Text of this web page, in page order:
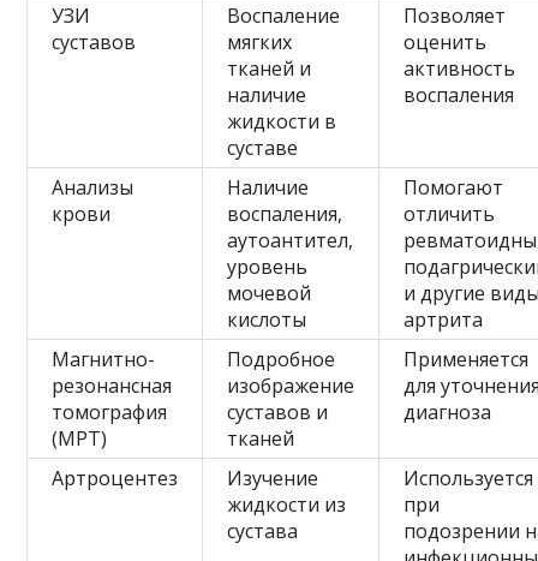
УЗИ
суставов
Воспаление
мягких
тканей и
наличие
жидкости в
суставе
Позволяет
оценить
активность
воспаления
Анализы
крови
Наличие
воспаления,
аутоантител,
уровень
мочевой
кислоты
Помогают
отличить
и другие
артрита
Магнитно-
резонансная
томография
(МРТ)
Подробное
изображение
суставов и
тканей
Применяется
для
диагноза
Артроцентез
Изучение
жидкости из
сустава
Используется
при
подозрении